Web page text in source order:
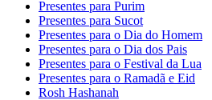
Presentes para Purim
Presentes para Sucot
Presentes para o Dia do Homem
Presentes para o Dia dos Pais
Presentes para o Festival da Lua
Presentes para o Ramadã e Eid
Rosh Hashanah